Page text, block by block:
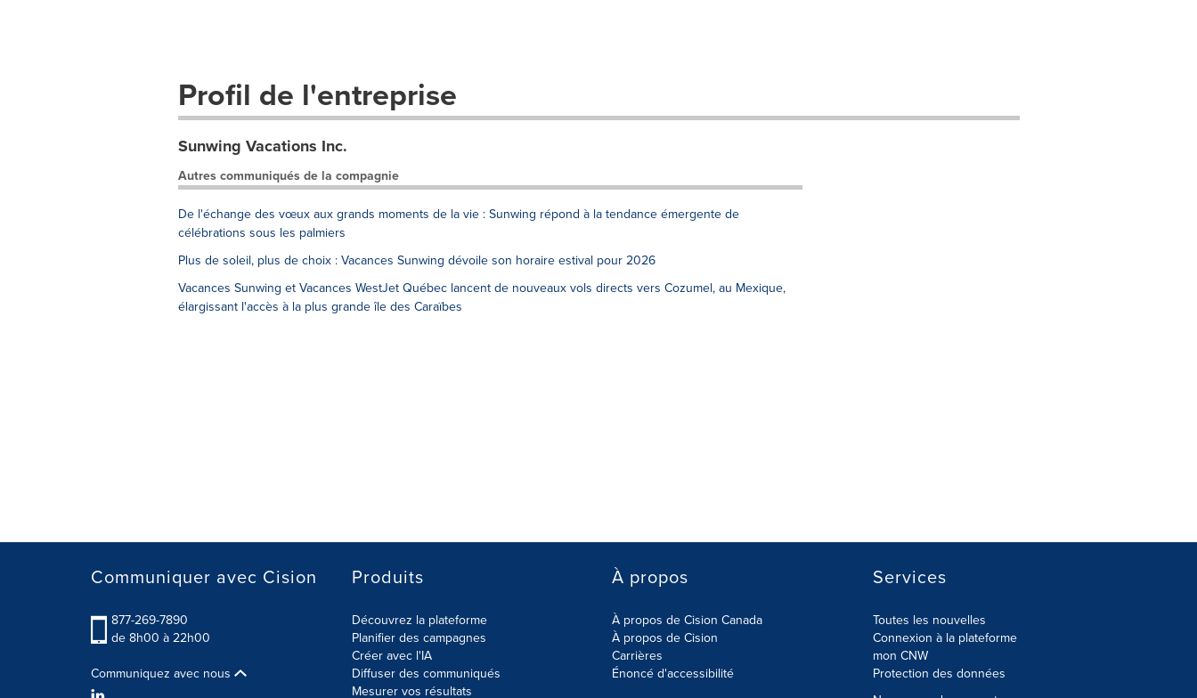
Profil de l'entreprise
Sunwing Vacations Inc.
Autres communiqués de la compagnie
De l'échange des vœux aux grands moments de la vie : Sunwing répond à la tendance émergente de
célébrations sous les palmiers
Plus de soleil, plus de choix : Vacances Sunwing dévoile son horaire estival pour 2026
Vacances Sunwing et Vacances WestJet Québec lancent de nouveaux vols directs vers Cozumel, au Mexique,
élargissant l'accès à la plus grande île des Caraïbes
Communiquer avec Cision
877-269-7890
de 8h00 à 22h00
Communiquez avec nous
Produits
Découvrez la plateforme
Planifier des campagnes
Créer avec l'IA
Diffuser des communiqués
Mesurer vos résultats
À propos
À propos de Cision Canada
À propos de Cision
Carrières
Énoncé d'accessibilité
Services
Toutes les nouvelles
Connexion à la plateforme
mon CNW
Protection des données